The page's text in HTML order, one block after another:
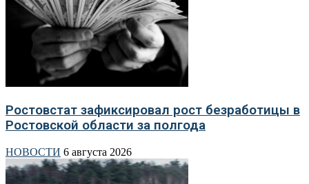
Ростовстат зафиксировал рост безработицы в
Ростовской области за полгода
НОВОСТИ 6 августа 2026